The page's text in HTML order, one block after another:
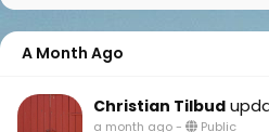
A Month Ago
Christian Tilbud
a month ago- Public